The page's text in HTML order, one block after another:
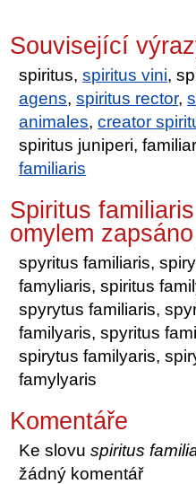
Související
spiritus,spiritus vini,
agens,spiritus rector,
animales,creator
spiritus juniperi,
familiaris
Spiritus
omylem
spyritus familiaris,
famyliaris, spiritus
spyrytus familiaris,
familyaris, spyritus
spirytus familyaris,
famylyaris
Komentáře
Ke slovuspiritus
žádný komentář